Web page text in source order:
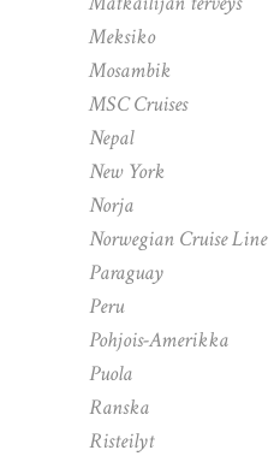
Meksiko
Mosambik
MSC Cruises
Nepal
New York
Norja
Norwegian Cruise Line
Paraguay
Peru
Pohjois-Amerikka
Puola
Ranska
Risteilyt